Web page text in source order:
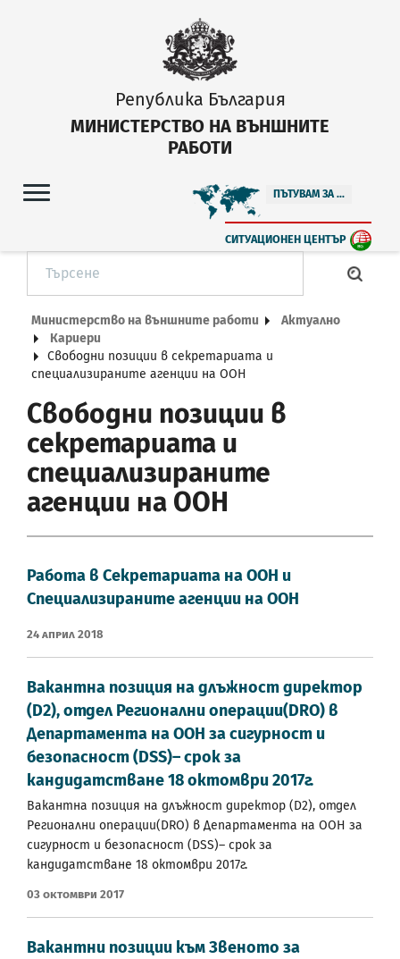
Република България
МИНИСТЕРСТВО НА ВЪНШНИТЕ
РАБОТИ
ПЪТУВАМ ЗА ...
СИТУАЦИОНЕН ЦЕНТЪР
Министерство на външните работи
Актуално
Кариери
Свободни позиции в секретариата и
специализираните агенции на ООН
Свободни позиции в
секретариата и
специализираните
агенции на ООН
Работа в Секретариата на ООН и
Специализираните агенции на ООН
24 Април 2018
Вакантна позиция на длъжност директор
(D2), отдел Регионални операции(DRO) в
Департамента на ООН за сигурност и
безопасност (DSS)– срок за
кандидатстване 18 октомври 2017г.
Вакантна позиция на длъжност директор (D2), отдел
Регионални операции(DRO) в Департамента на ООН за
сигурност и безопасност (DSS)– срок за
кандидатстване 18 октомври 2017г.
03 Октомври 2017
Вакантни позиции към Звеното за